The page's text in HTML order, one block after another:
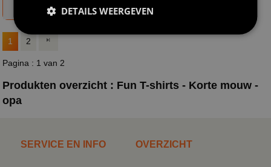
op voorraad op voorraad
1 2
Pagina : 1 van 2
Produkten overzicht : Fun T-shirts - Korte mouw -
opa
SERVICE EN INFO OVERZICHT
DETAILS WEERGEVEN